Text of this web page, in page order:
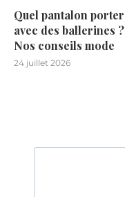
Quel pantalon porter
avec des ballerines ?
Nos conseils mode
24 juillet 2026